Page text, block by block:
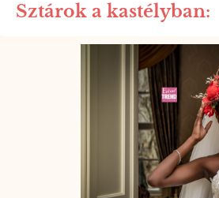
Sztárok a kastélyban: